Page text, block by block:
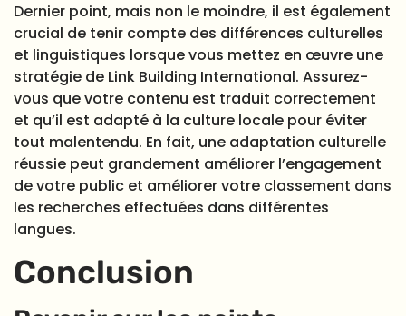
Dernier point, mais non le moindre, il est également
crucial de tenir compte des différences culturelles
et linguistiques lorsque vous mettez en œuvre une
stratégie de Link Building International. Assurez-
vous que votre contenu est traduit correctement
et qu’il est adapté à la culture locale pour éviter
tout malentendu. En fait, une adaptation culturelle
réussie peut grandement améliorer l’engagement
de votre public et améliorer votre classement dans
les recherches effectuées dans différentes
langues.
Conclusion